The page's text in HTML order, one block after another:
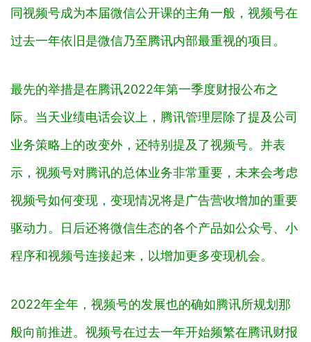
同视频号成为本届微信公开课的主角一般，视频号在
过去一年依旧是微信乃至腾讯内部最重视的项目。
最先的举措是在腾讯2022年第一季度财报公布之
际。当天业绩电话会议上，腾讯管理层除了提及公司
业务策略上的改变外，还特别提及了视频号。并表
示，视频号对腾讯的总体业务非常重要，未来会考虑
视频号如何变现，变现情况将是广告营收增加的重要
驱动力。日后还将微信生态的各个产品如公众号、小
程序和视频号连接起来，以增加更多变现机会。
2022年全年，视频号的发展也的确如腾讯所规划那
般向前推进。视频号在过去一年开始频繁在腾讯财报